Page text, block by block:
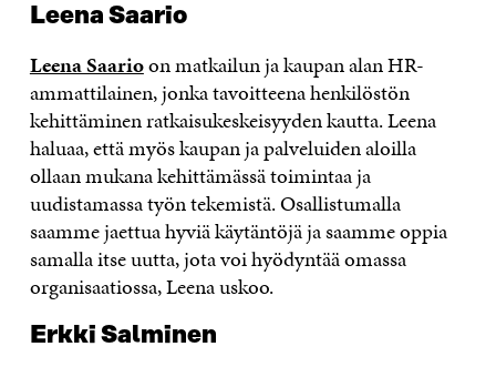
Leena Saario
Leena Saarioon matkailun ja kaupan alan HR-
ammattilainen, jonka tavoitteena henkilöstön
kehittäminen ratkaisukeskeisyyden kautta. Leena
haluaa, että myös kaupan ja palveluiden aloilla
ollaan mukana kehittämässä toimintaa ja
uudistamassa työn tekemistä. Osallistumalla
saamme jaettua hyviä käytäntöjä ja saamme oppia
samalla itse uutta, jota voi hyödyntää omassa
organisaatiossa, Leena uskoo.
Erkki Salminen